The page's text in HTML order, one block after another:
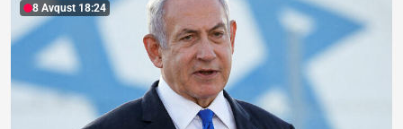
8 Avqust 18:24